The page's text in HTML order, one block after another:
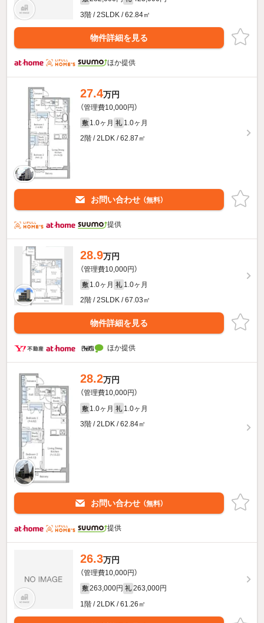
3階 / 2SLDK / 62.84㎡
物件詳細を見る
ほか提供
27.4万円
（管理費10,000円）
敷 1.0ヶ月 礼 1.0ヶ月
2階 / 2LDK / 62.87㎡
お問い合わせ （無料）
提供
28.9万円
（管理費10,000円）
敷 1.0ヶ月 礼 1.0ヶ月
2階 / 2SLDK / 67.03㎡
物件詳細を見る
ほか提供
28.2万円
（管理費10,000円）
敷 1.0ヶ月 礼 1.0ヶ月
3階 / 2LDK / 62.84㎡
お問い合わせ （無料）
提供
26.3万円
（管理費10,000円）
敷 263,000円 礼 263,000円
1階 / 2LDK / 61.26㎡